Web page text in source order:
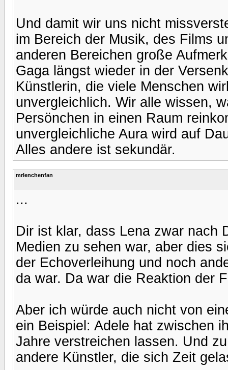
Und damit wir uns nicht
im Bereich der Musik, des Films
anderen Bereichen große
Gaga längst wieder in der
Künstlerin, die viele Menschen
unvergleichlich. Wir alle wissen,
Persönchen in einen Raum
unvergleichliche Aura wird auf
Alles andere ist sekundär.
mrlenchenfan
...
Dir ist klar, dass Lena zwar nach
Medien zu sehen war, aber dies
der Echoverleihung und noch
da war. Da war die Reaktion der
Aber ich würde auch nicht von
ein Beispiel: Adele hat zwischen
Jahre verstreichen lassen. Und
andere Künstler, die sich Zeit